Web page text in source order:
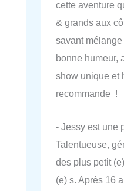
cette aventure
& grands aux
savant
bonne humeur,
show unique et
recommande !
- Jessy est une
Talentueuse,
des plus petit
(e) s. Après 16